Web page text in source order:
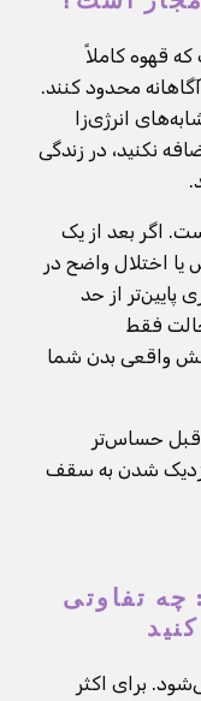
قهوه کاملاً
محدود کنند.
انرژی‌زا
نکنید، در زندگی
اگر بعد از یک
اختلال واضح در
از حد
فقط
واقعی بدن شما
قبل حساس‌تر
شدن به سقف
چه تفاوتی
برای اکثر